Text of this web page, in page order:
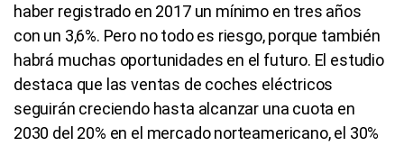
haber registrado en 2017 un mínimo en tres años
con un 3,6%. Pero no todo es riesgo, porque también
habrá muchas oportunidades en el futuro. El estudio
destaca que las ventas de coches eléctricos
seguirán creciendo hasta alcanzar una cuota en
2030 del 20% en el mercado norteamericano, el 30%